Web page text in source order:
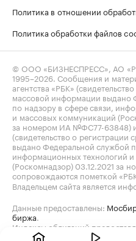
Политика в отношении
Политика обработки файлов
© ООО «БИЗНЕСПРЕСС», АО
1995–2026 . Сообщения и
агентства «РБК»
массовой информации выдано
по надзору в сфере связи,
и массовых коммуникаций
за номером ИА №ФС77-63848) и
(свидетельство о
выдано Федеральной службой
информационных технологий
(Роскомнадзор) 03.12.2021 за
сопровождаются пометкой
Владельцем сайта является
Данные предоставлены:
биржа
Индексы облигаций